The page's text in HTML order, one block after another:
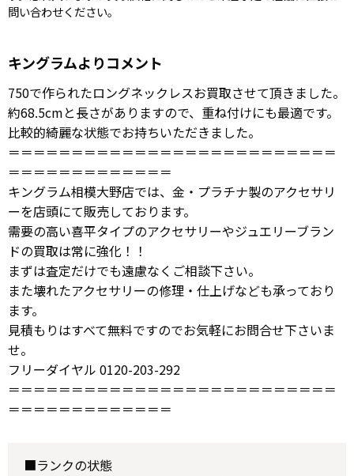
問い合わせください。
キングラムよりコメント
750で作られたロングネックレスお買取させて頂きました。
約68.5cmと長さがありますので、重ね付けにも最適です。
比較的綺麗な状態でお持ちいただきました。
＝＝＝＝＝＝＝＝＝＝＝＝＝＝＝＝＝＝＝＝＝＝＝＝＝＝
＝＝＝＝＝＝＝＝＝＝＝＝＝
キングラム相模大野店では、金・プラチナ製のアクセサリ
ーを店頭にて販売しております。
需要の高い喜平タイプのアクセサリーやジュエリーブラン
ドの買取は常に強化！！
まずは査定だけでも遠慮なくご相談下さい。
また壊れたアクセサリーの修理・仕上げなども承っており
ます。
見積もりはすべて無料ですのでお気軽にお問合せ下さいま
せ。
フリーダイヤル 0120-203-292
＝＝＝＝＝＝＝＝＝＝＝＝＝＝＝＝＝＝＝＝＝＝＝＝＝＝
＝＝＝＝＝＝＝＝＝＝＝＝＝
■ランクの状態